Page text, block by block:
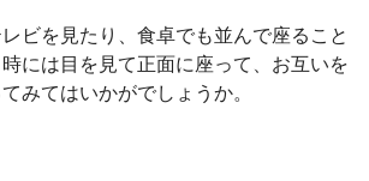
ビを見たり、食卓でも並んで座ること
には目を見て正面に座って、お互いを
みてはいかがでしょうか。